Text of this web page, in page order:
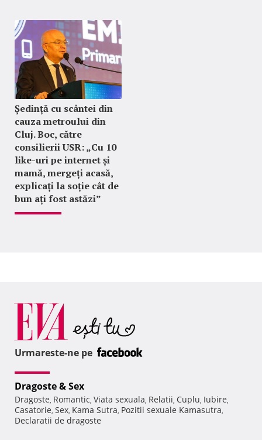
Ședință cu scântei din
cauza metroului din
Cluj. Boc, către
consilierii USR: „Cu 10
like-uri pe internet și
mamă, mergeți acasă,
explicați la soție cât de
bun ați fost astăzi”
Urmareste-ne pe
Dragoste & Sex
Dragoste, Romantic, Viata sexuala, Relatii, Cuplu, Iubire,
Casatorie, Sex, Kama Sutra, Pozitii sexuale Kamasutra,
Declaratii de dragoste